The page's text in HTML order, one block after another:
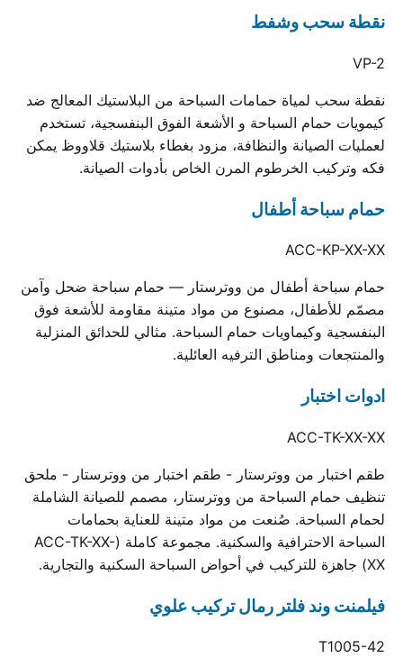
نقطة سحب وشفط
VP-2
نقطة سحب لمياة حمامات السباحة من البلاستيك المعالج ضد
كيمويات حمام السباحة و الأشعة الفوق البنفسجية، تستخدم
لعمليات الصيانة والنظافة، مزود بغطاء بلاستيك قلاووظ يمكن
فكه وتركيب الخرطوم المرن الخاص بأدوات الصيانة.
حمام سباحة أطفال
ACC-KP-XX-XX
حمام سباحة أطفال من ووترستار — حمام سباحة ضحل وآمن
مصمّم للأطفال، مصنوع من مواد متينة مقاومة للأشعة فوق
البنفسجية وكيماويات حمام السباحة. مثالي للحدائق المنزلية
والمنتجعات ومناطق الترفيه العائلية.
ادوات اختبار
ACC-TK-XX-XX
طقم اختبار من ووترستار - طقم اختبار من ووترستار - ملحق
تنظيف حمام السباحة من ووترستار، مصمم للصيانة الشاملة
لحمام السباحة. صُنعت من مواد متينة للعناية بحمامات
السباحة الاحترافية والسكنية. مجموعة كاملة (ACC-TK-XX-
XX) جاهزة للتركيب في أحواض السباحة السكنية والتجارية.
فيلمنت وند فلتر رمال تركيب علوي
T1005-42